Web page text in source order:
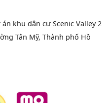
khu dân cư Scenic Valley 2
Tân Mỹ, Thành phố Hồ